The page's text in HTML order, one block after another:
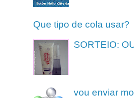
Que tipo de cola usar?
SORTEIO:
vou enviar